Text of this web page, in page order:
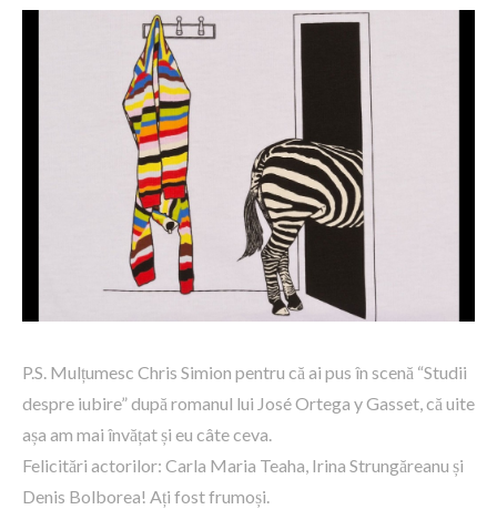
P.S. Mulțumesc Chris Simion pentru că ai pus în scenă “Studii
despre iubire” după romanul lui José Ortega y Gasset, că uite
așa am mai învățat și eu câte ceva.
Felicitări actorilor: Carla Maria Teaha, Irina Strungăreanu și
Denis Bolborea! Ați fost frumoși.